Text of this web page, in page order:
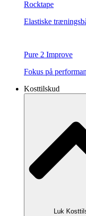
Rocktape
Elastiske
Pure 2 Improve
Fokus på
Kosttilskud
Luk